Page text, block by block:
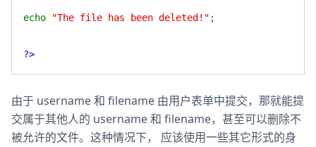
echo "The file has been deleted!" ;
?>
由于 username 和 filename 由用户表单中提交，那就能提
交属于其他人的 username 和 filename，甚至可以删除不
被允许的文件。这种情况下， 应该使用一些其它形式的身